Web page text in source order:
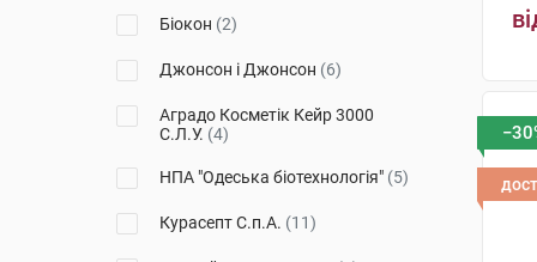
Біокон (2)
Джонсон і Джонсон (6)
Аградо Косметік Кейр 3000
С.Л.У. (4)
НПА "Одеська біотехнологія" (5)
Курасепт С.п.А. (11)